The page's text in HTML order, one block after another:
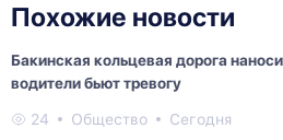
Похожие новости
Бакинская кольцевая дорога
водители бьют тревогу
24 Общество Сегодня